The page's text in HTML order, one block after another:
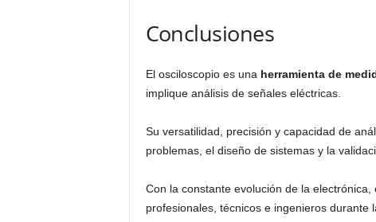
Conclusiones
El osciloscopio es una herramienta de
implique análisis de señales eléctricas.
Su versatilidad, precisión y capacidad de
problemas, el diseño de sistemas y la
Con la constante evolución de la
profesionales, técnicos e ingenieros durante